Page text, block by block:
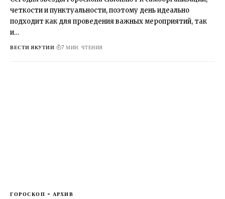
четкости и пунктуальности, поэтому день идеально
подходит как для проведения важных мероприятий, так
и…
ВЕСТИ ЯКУТИИ 7 МИН. ЧТЕНИЯ
ГОРОСКОП - АРХИВ